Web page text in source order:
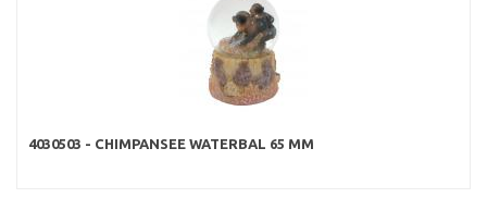
4030503 - CHIMPANSEE WATERBAL 65 MM